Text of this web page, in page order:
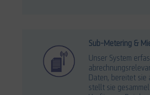
Sub-Metering &
Unser System
Daten, bereitet sie
stellt sie